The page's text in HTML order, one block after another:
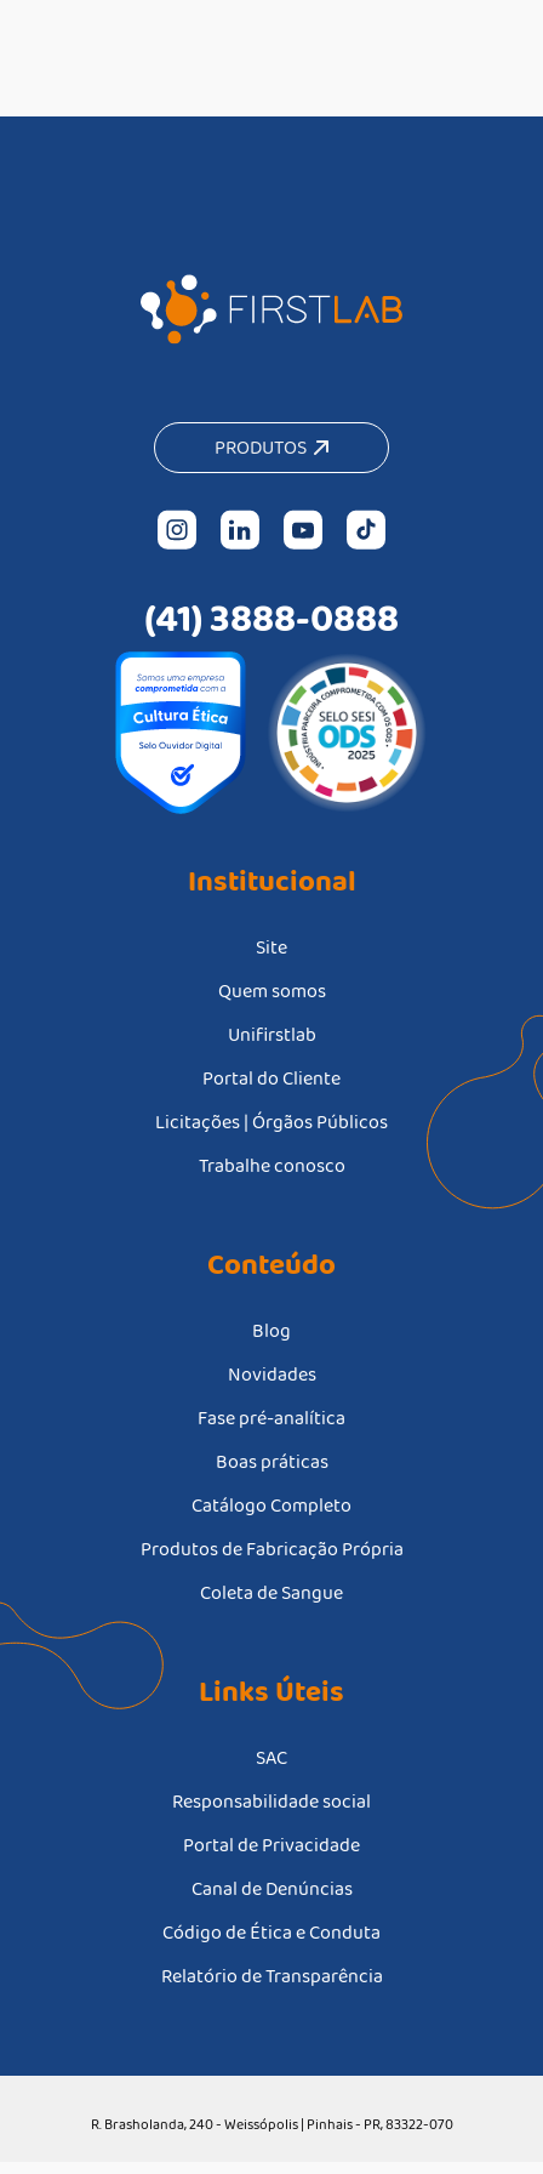
PRODUTOS
(41) 3888-0888
Institucional
Site
Quem somos
Unifirstlab
Portal do Cliente
Licitações | Órgãos Públicos
Trabalhe conosco
Conteúdo
Blog
Novidades
Fase pré-analítica
Boas práticas
Catálogo Completo
Produtos de Fabricação Própria
Coleta de Sangue
Links Úteis
SAC
Responsabilidade social
Portal de Privacidade
Canal de Denúncias
Código de Ética e Conduta
Relatório de Transparência
R. Brasholanda, 240 - Weissópolis | Pinhais - PR, 83322-070